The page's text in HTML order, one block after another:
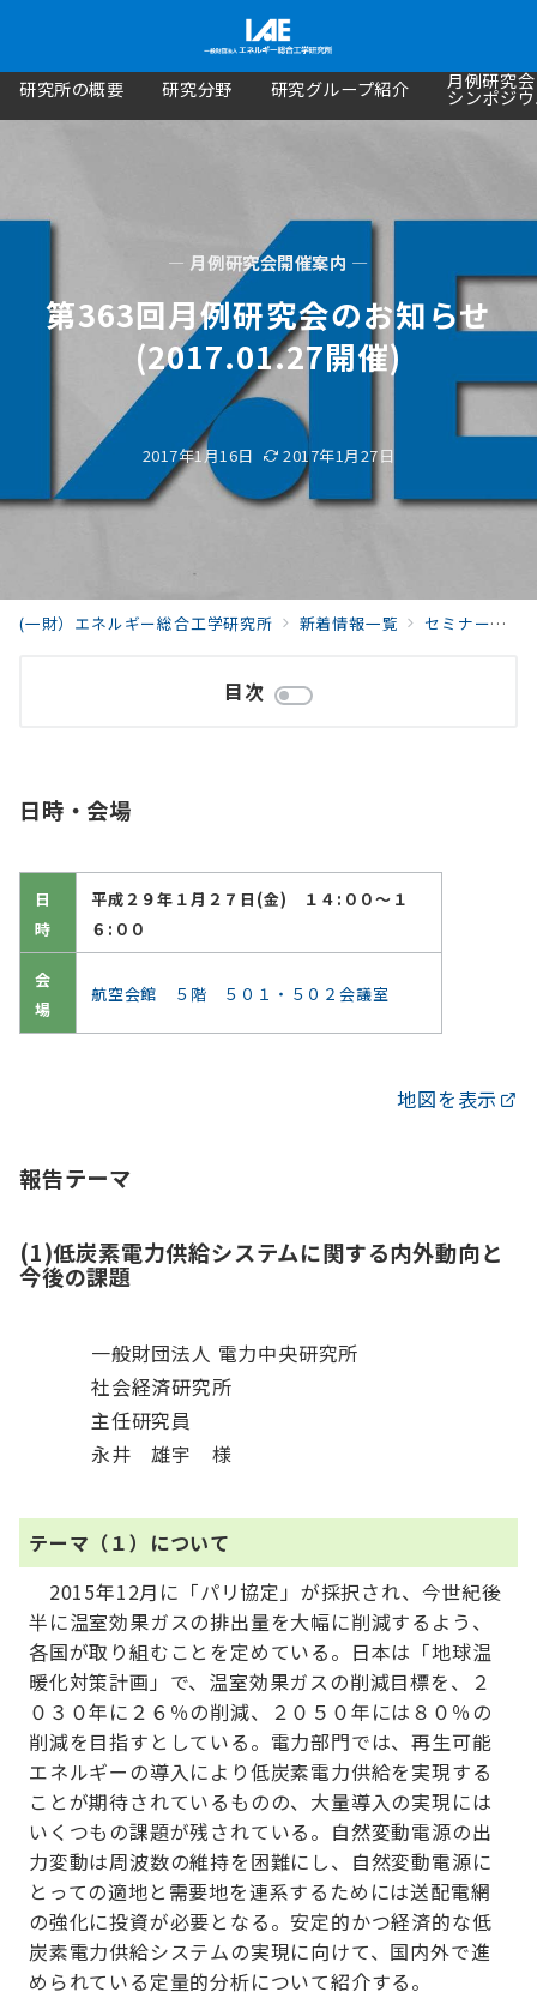
研究所の概要 研究分野 研究グループ紹介 月例研究
シンポジ
— 月例研究会開催案内 —
第363回月例研究会のお知らせ
(2017.01.27開催)
2017年1月16日 2017年1月27日
(一財）エネルギー総合工学研究所 新着情報一覧 セミナー・研究会
目次
日時・会場
日
時
平成２９年１月２７日(金) １４:００～１
６:００
会
場
航空会館 ５階 ５０１・５０２会議室
地図を表示
報告テーマ
(1)低炭素電力供給システムに関する内外動向と
今後の課題
一般財団法人 電力中央研究所
社会経済研究所
主任研究員
永井 雄宇 様
テーマ（１）について
2015年12月に「パリ協定」が採択され、今世紀後
半に温室効果ガスの排出量を大幅に削減するよう、
各国が取り組むことを定めている。日本は「地球温
暖化対策計画」で、温室効果ガスの削減目標を、２
０３０年に２６％の削減、２０５０年には８０％の
削減を目指すとしている。電力部門では、再生可能
エネルギーの導入により低炭素電力供給を実現する
ことが期待されているものの、大量導入の実現には
いくつもの課題が残されている。自然変動電源の出
力変動は周波数の維持を困難にし、自然変動電源に
とっての適地と需要地を連系するためには送配電網
の強化に投資が必要となる。安定的かつ経済的な低
炭素電力供給システムの実現に向けて、国内外で進
められている定量的分析について紹介する。